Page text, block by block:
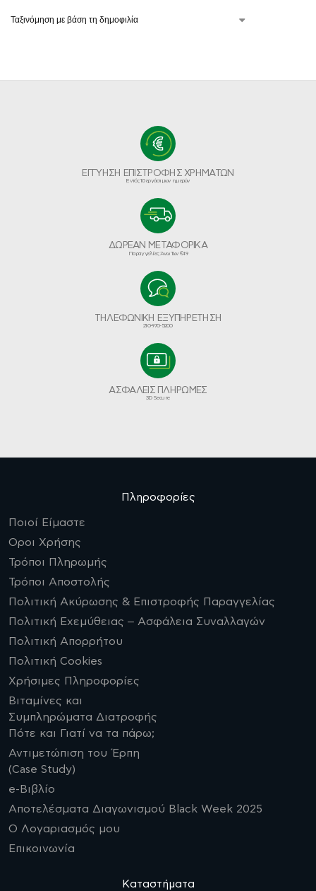
ΕΓΓΥΗΣΗ ΕΠΙΣΤΡΟΦΗΣ ΧΡΗΜΑΤΩΝ
Εντός 10 εργάσιμων ημερών
ΔΩΡΕΑΝ ΜΕΤΑΦΟΡΙΚΑ
Παραγγελίες Άνω Των €49
ΤΗΛΕΦΩΝΙΚΗ ΕΞΥΠΗΡΕΤΗΣΗ
210-970-5200
ΑΣΦΑΛΕΙΣ ΠΛΗΡΩΜΕΣ
3D Secure
Πληροφορίες
Ποιοί Είμαστε
Οροι Χρήσης
Τρόποι Πληρωμής
Τρόποι Αποστολής
Πολιτική Ακύρωσης & Επιστροφής Παραγγελίας
Πολιτική Εχεμύθειας – Ασφάλεια Συναλλαγών
Πολιτική Απορρήτου
Πολιτική Cookies
Χρήσιμες Πληροφορίες
Βιταμίνες και
Συμπληρώματα Διατροφής
Πότε και Γιατί να τα πάρω;
Αντιμετώπιση του Έρπη
(Case Study)
e-Βιβλίο
Αποτελέσματα Διαγωνισμού Black Week 2025
Ο Λογαριασμός μου
Επικοινωνία
Καταστήματα